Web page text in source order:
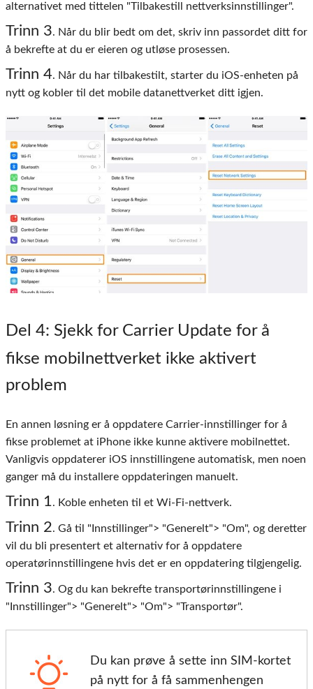
alternativet med tittelen "Tilbakestill nettverksinnstillinger".
Trinn 3. Når du blir bedt om det, skriv inn passordet ditt for
å bekrefte at du er eieren og utløse prosessen.
Trinn 4. Når du har tilbakestilt, starter du iOS-enheten på
nytt og kobler til det mobile datanettverket ditt igjen.
Del 4: Sjekk for Carrier Update for å
fikse mobilnettverket ikke aktivert
problem
En annen løsning er å oppdatere Carrier-innstillinger for å
fikse problemet at iPhone ikke kunne aktivere mobilnettet.
Vanligvis oppdaterer iOS innstillingene automatisk, men noen
ganger må du installere oppdateringen manuelt.
Trinn 1. Koble enheten til et Wi-Fi-nettverk.
Trinn 2. Gå til "Innstillinger"> "Generelt"> "Om", og deretter
vil du bli presentert et alternativ for å oppdatere
operatørinnstillingene hvis det er en oppdatering tilgjengelig.
Trinn 3. Og du kan bekrefte transportørinnstillingene i
"Innstillinger"> "Generelt"> "Om"> "Transportør".
Du kan prøve å sette inn SIM-kortet
på nytt for å få sammenhengen